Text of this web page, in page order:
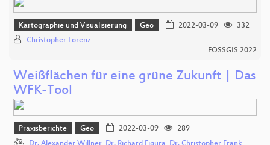
Kartographie und Visualisierung Geo 2022-03-09
332
Christopher Lorenz
FOSSGIS 2022
Weißflächen für eine grüne Zukunft | Das
WFK-Tool
Praxisberichte Geo 2022-03-09
289